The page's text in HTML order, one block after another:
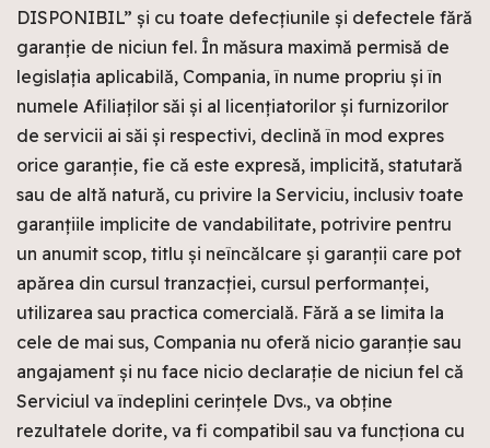
DISPONIBIL” și cu toate defecțiunile și defectele fără
garanție de niciun fel. În măsura maximă permisă de
legislația aplicabilă, Compania, în nume propriu și în
numele Afiliaților săi și al licențiatorilor și furnizorilor
de servicii ai săi și respectivi, declină în mod expres
orice garanție, fie că este expresă, implicită, statutară
sau de altă natură, cu privire la Serviciu, inclusiv toate
garanțiile implicite de vandabilitate, potrivire pentru
un anumit scop, titlu și neîncălcare și garanții care pot
apărea din cursul tranzacției, cursul performanței,
utilizarea sau practica comercială. Fără a se limita la
cele de mai sus, Compania nu oferă nicio garanție sau
angajament și nu face nicio declarație de niciun fel că
Serviciul va îndeplini cerințele Dvs., va obține
rezultatele dorite, va fi compatibil sau va funcționa cu